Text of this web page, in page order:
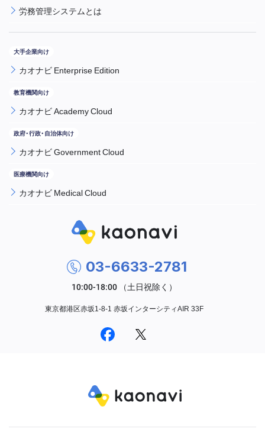
労務管理システムとは
カオナビ Enterprise Edition
カオナビ Academy Cloud
カオナビ Government Cloud
カオナビ Medical Cloud
03-6633-2781
東京都港区赤坂1-8-1 赤坂インターシティAIR 33F